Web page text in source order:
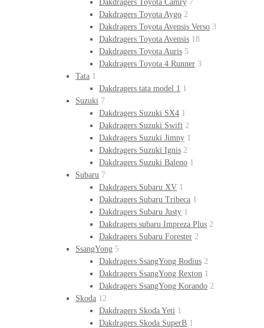
Dakdragers Toyota Camry 7
Dakdragers Toyota Aygo 2
Dakdragers Toyota Avensis Verso 3
Dakdragers Toyota Avensis 18
Dakdragers Toyota Auris 5
Dakdragers Toyota 4 Runner 3
Tata 1
Dakdragers tata model 1 1
Suzuki 7
Dakdragers Suzuki SX4 1
Dakdragers Suzuki Swift 2
Dakdragers Suzuki Jimny 1
Dakdragers Suzuki Ignis 2
Dakdragers Suzuki Baleno 1
Subaru 7
Dakdragers Subaru XV 1
Dakdragers Subaru Tribeca 1
Dakdragers Subaru Justy 1
Dakdragers subaru Impreza Plus 2
Dakdragers Subaru Forester 2
SsangYong 5
Dakdragers SsangYong Rodius 2
Dakdragers SsangYong Rexton 1
Dakdragers SsangYong Korando 2
Skoda 12
Dakdragers Skoda Yeti 1
Dakdragers Skoda SuperB 1